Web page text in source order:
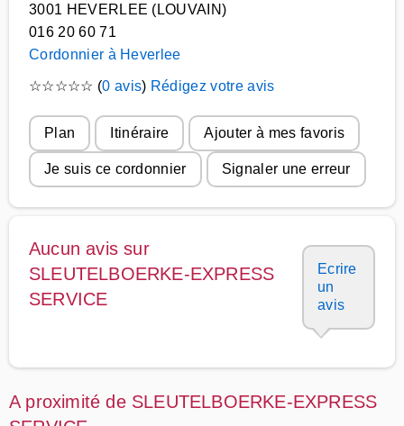
3001 HEVERLEE (LOUVAIN)
016 20 60 71
Cordonnier à Heverlee
☆☆☆☆☆ (0 avis) Rédigez votre avis
Plan Itinéraire Ajouter à mes favoris
Je suis ce cordonnier Signaler une erreur
Aucun avis sur
SLEUTELBOERKE-EXPRESS
SERVICE
Ecrire
un
avis
A proximité de SLEUTELBOERKE-EXPRESS